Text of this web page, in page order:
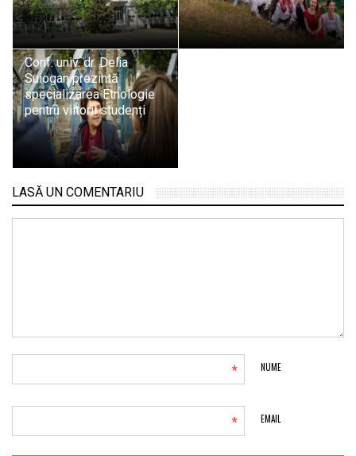
Conf. univ. dr. Delia
Suiogan prezintă
specializarea Etnologie
pentru viitorii studenți
LASĂ UN COMENTARIU
NUME
*
EMAIL
*